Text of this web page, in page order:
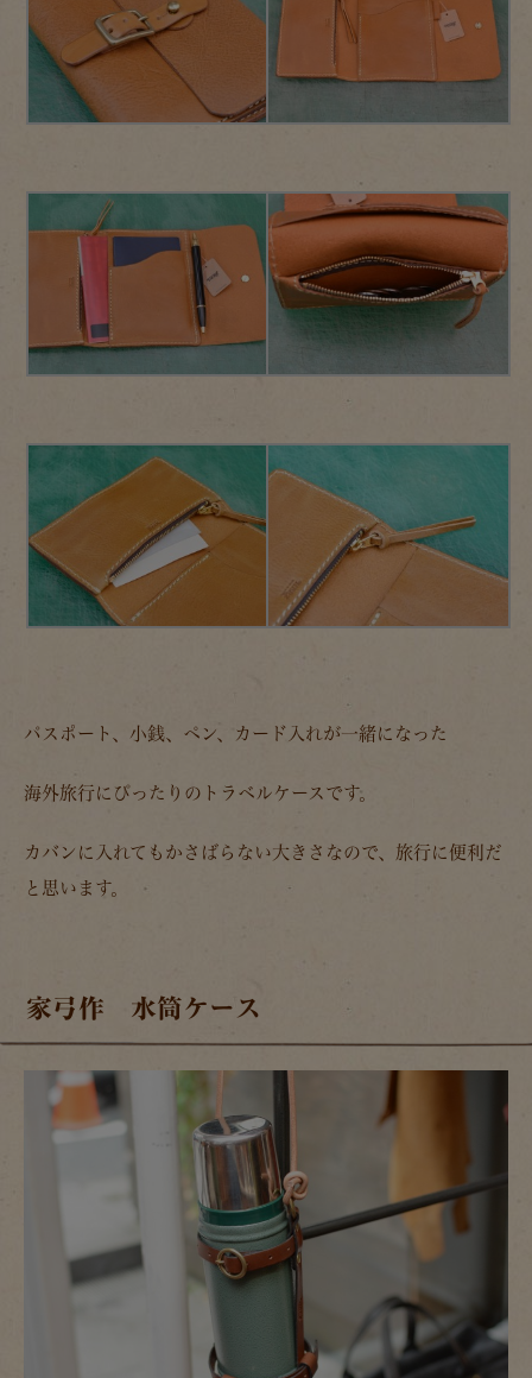
パスポート、小銭、ペン、カード入れが一緒になった
海外旅行にぴったりのトラベルケースです。
カバンに入れてもかさばらない大きさなので、旅行に便利だ
と思います。
家弓作 水筒ケース